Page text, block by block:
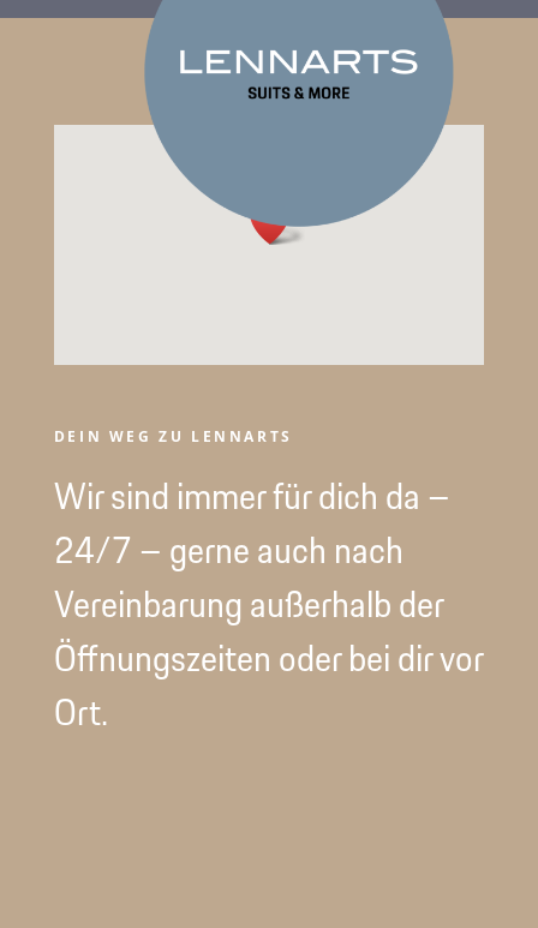
DEIN WEG ZU LENNARTS
Wir sind immer für dich da –
24/7 – gerne auch nach
Vereinbarung außerhalb der
Öffnungszeiten oder bei dir vor
Ort.